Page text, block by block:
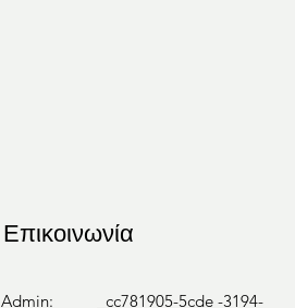
Επικοινωνία
Admin: _cc781905-5cde -3194-